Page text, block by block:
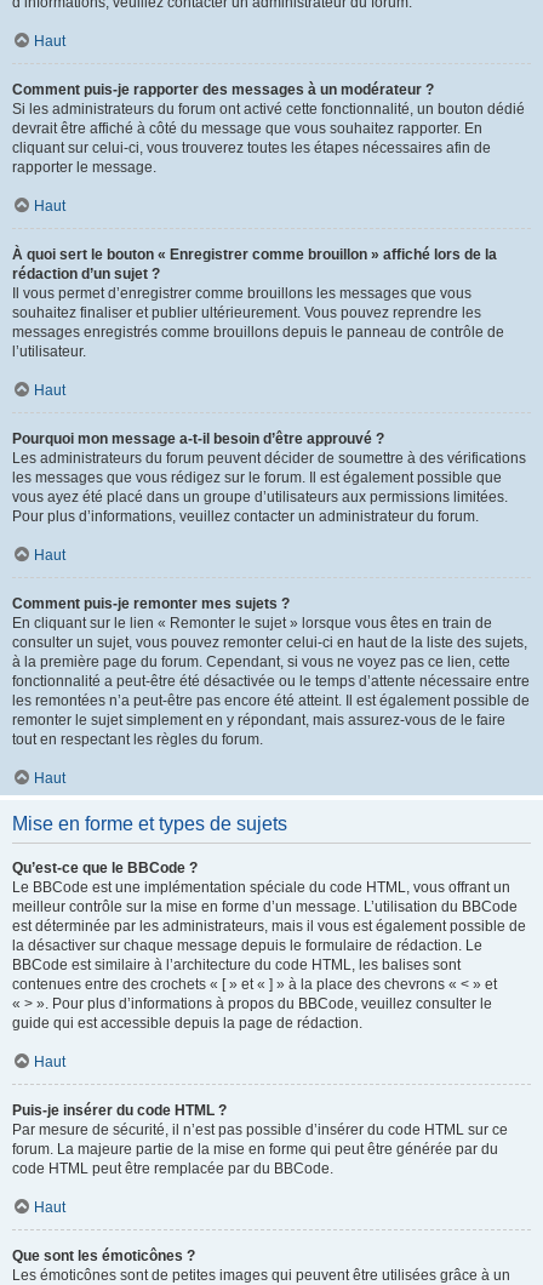
Haut
Comment puis-je rapporter des messages à un modérateur ?
Si les administrateurs du forum ont activé cette fonctionnalité, un bouton dédié
devrait être affiché à côté du message que vous souhaitez rapporter. En
cliquant sur celui-ci, vous trouverez toutes les étapes nécessaires afin de
rapporter le message.
Haut
À quoi sert le bouton « Enregistrer comme brouillon » affiché lors de la
rédaction d’un sujet ?
Il vous permet d’enregistrer comme brouillons les messages que vous
souhaitez finaliser et publier ultérieurement. Vous pouvez reprendre les
messages enregistrés comme brouillons depuis le panneau de contrôle de
l’utilisateur.
Haut
Pourquoi mon message a-t-il besoin d’être approuvé ?
Les administrateurs du forum peuvent décider de soumettre à des vérifications
les messages que vous rédigez sur le forum. Il est également possible que
vous ayez été placé dans un groupe d’utilisateurs aux permissions limitées.
Pour plus d’informations, veuillez contacter un administrateur du forum.
Haut
Comment puis-je remonter mes sujets ?
En cliquant sur le lien « Remonter le sujet » lorsque vous êtes en train de
consulter un sujet, vous pouvez remonter celui-ci en haut de la liste des sujets,
à la première page du forum. Cependant, si vous ne voyez pas ce lien, cette
fonctionnalité a peut-être été désactivée ou le temps d’attente nécessaire entre
les remontées n’a peut-être pas encore été atteint. Il est également possible de
remonter le sujet simplement en y répondant, mais assurez-vous de le faire
tout en respectant les règles du forum.
Haut
Mise en forme et types de sujets
Qu’est-ce que le BBCode ?
Le BBCode est une implémentation spéciale du code HTML, vous offrant un
meilleur contrôle sur la mise en forme d’un message. L’utilisation du BBCode
est déterminée par les administrateurs, mais il vous est également possible de
la désactiver sur chaque message depuis le formulaire de rédaction. Le
BBCode est similaire à l’architecture du code HTML, les balises sont
contenues entre des crochets « [ » et « ] » à la place des chevrons « < » et
« > ». Pour plus d’informations à propos du BBCode, veuillez consulter le
guide qui est accessible depuis la page de rédaction.
Haut
Puis-je insérer du code HTML ?
Par mesure de sécurité, il n’est pas possible d’insérer du code HTML sur ce
forum. La majeure partie de la mise en forme qui peut être générée par du
code HTML peut être remplacée par du BBCode.
Haut
Que sont les émoticônes ?
Les émoticônes sont de petites images qui peuvent être utilisées grâce à un